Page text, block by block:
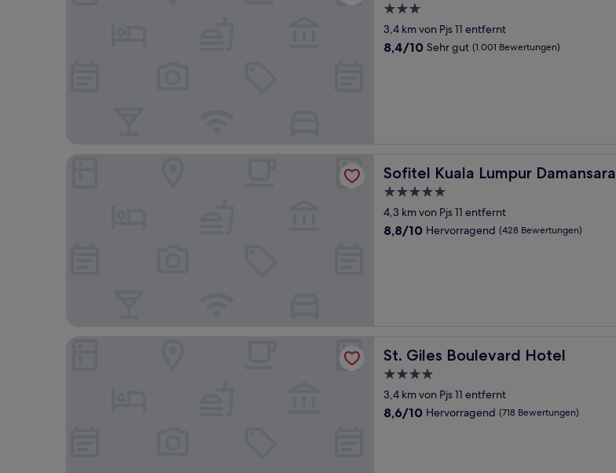
3.0-
Sterne-
Unterkunft
3,4 km von Pjs 11 entfernt
8.4
8,4/10 Sehr gut (1.001 Bewertungen)
Sofitel Kuala Lumpur Damansara
Sofitel Kuala Lumpur Damansara
5.0-
Sterne-
Unterkunft
4,3 km von Pjs 11 entfernt
8.8
8,8/10 Hervorragend (428 Bewertungen)
Sofitel Kuala Lumpur Damansara
St. Giles Boulevard Hotel
St. Giles Boulevard Hotel
4.0-
Sterne-
Unterkunft
3,4 km von Pjs 11 entfernt
8.6
8,6/10 Hervorragend (718 Bewertungen)